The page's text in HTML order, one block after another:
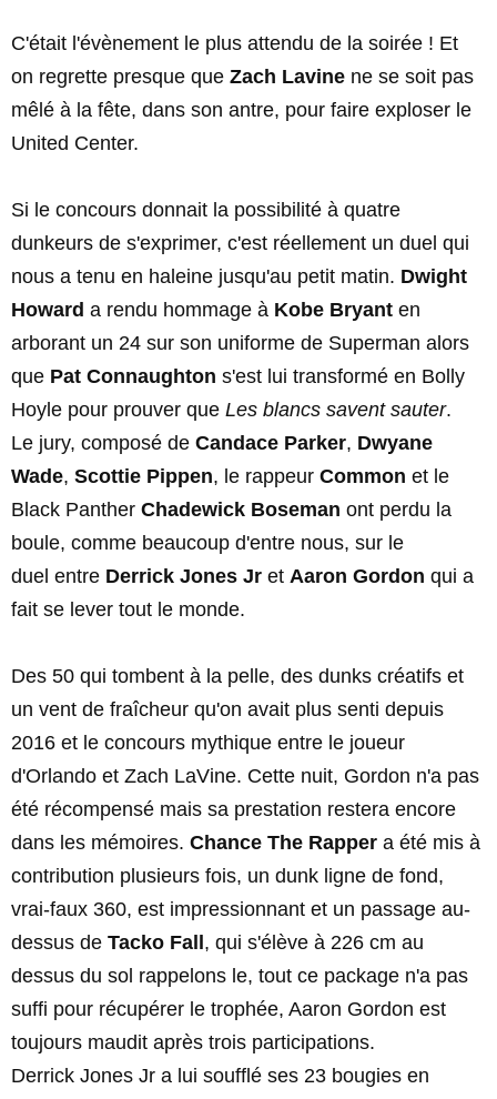
C'était l'évènement le plus attendu de la soirée ! Et
on regrette presque que Zach Lavine ne se soit pas
mêlé à la fête, dans son antre, pour faire exploser le
United Center.
Si le concours donnait la possibilité à quatre
dunkeurs de s'exprimer, c'est réellement un duel qui
nous a tenu en haleine jusqu'au petit matin. Dwight
Howard a rendu hommage à Kobe Bryant en
arborant un 24 sur son uniforme de Superman alors
que Pat Connaughton s'est lui transformé en Bolly
Hoyle pour prouver que Les blancs savent sauter.
Le jury, composé de Candace Parker, Dwyane
Wade, Scottie Pippen, le rappeur Common et le
Black Panther Chadewick Boseman ont perdu la
boule, comme beaucoup d'entre nous, sur le
duel entre Derrick Jones Jr et Aaron Gordon qui a
fait se lever tout le monde.
Des 50 qui tombent à la pelle, des dunks créatifs et
un vent de fraîcheur qu'on avait plus senti depuis
2016 et le concours mythique entre le joueur
d'Orlando et Zach LaVine. Cette nuit, Gordon n'a pas
été récompensé mais sa prestation restera encore
dans les mémoires. Chance The Rapper a été mis à
contribution plusieurs fois, un dunk ligne de fond,
vrai-faux 360, est impressionnant et un passage au-
dessus de Tacko Fall , qui s'élève à 226 cm au
dessus du sol rappelons le, tout ce package n'a pas
suffi pour récupérer le trophée, Aaron Gordon est
toujours maudit après trois participations.
Derrick Jones Jr a lui soufflé ses 23 bougies en